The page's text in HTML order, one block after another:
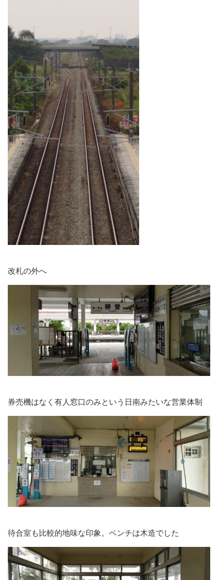
改札の外へ
券売機はなく有人窓口のみという日南みたいな営業体制
待合室も比較的地味な印象。ベンチは木造でした